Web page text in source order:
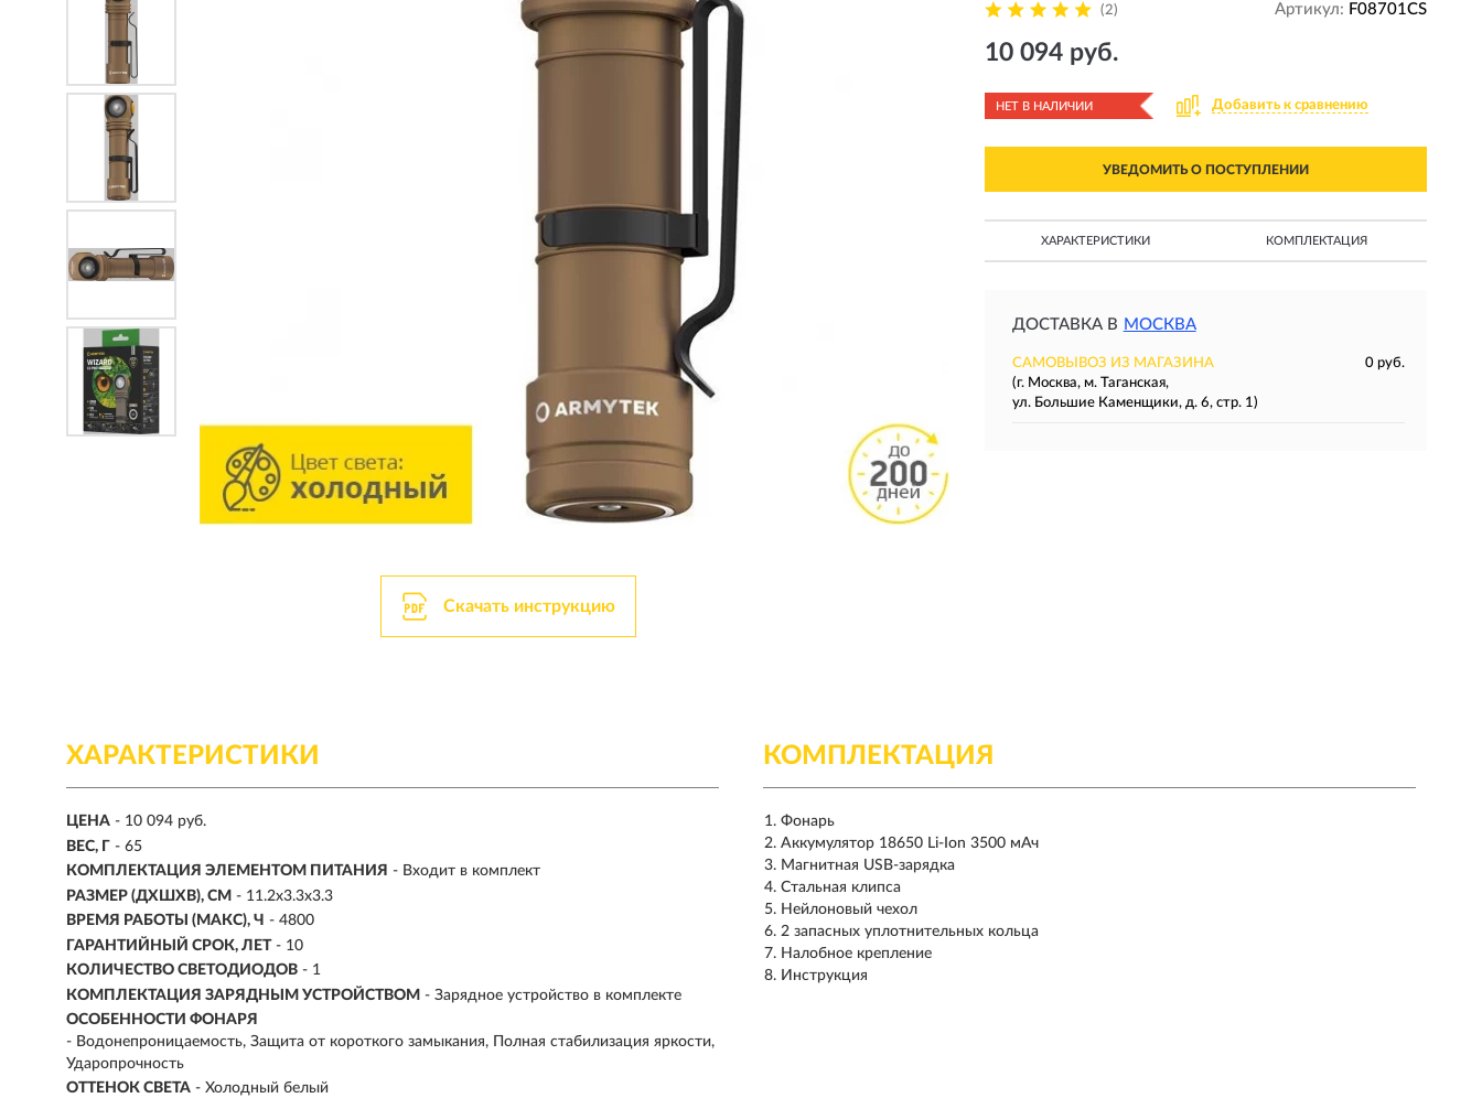
Скачать инструкцию
(2) Артикул: F08701CS
10 094 руб.
НЕТ В НАЛИЧИИ Добавить к сравнению
УВЕДОМИТЬ О ПОСТУПЛЕНИИ
ХАРАКТЕРИСТИКИ КОМПЛЕКТАЦИЯ
ДОСТАВКА В МОСКВА
САМОВЫВОЗ ИЗ МАГАЗИНА
0 руб.
(г. Москва, м. Таганская,
ул. Большие Каменщики, д. 6, стр. 1)
ХАРАКТЕРИСТИКИ
ЦЕНА - 10 094 руб.
ВЕС, Г - 65
КОМПЛЕКТАЦИЯ ЭЛЕМЕНТОМ ПИТАНИЯ - Входит в комплект
РАЗМЕР (ДХШХВ), СМ - 11.2х3.3х3.3
ВРЕМЯ РАБОТЫ (МАКС), Ч - 4800
ГАРАНТИЙНЫЙ СРОК, ЛЕТ - 10
КОЛИЧЕСТВО СВЕТОДИОДОВ - 1
КОМПЛЕКТАЦИЯ ЗАРЯДНЫМ УСТРОЙСТВОМ - Зарядное устройство в комплекте
ОСОБЕННОСТИ ФОНАРЯ
- Водонепроницаемость, Защита от короткого замыкания, Полная стабилизация яркости,
Ударопрочность
ОТТЕНОК СВЕТА - Холодный белый
КОМПЛЕКТАЦИЯ
Фонарь
Аккумулятор 18650 Li-Ion 3500 мАч
Магнитная USB-зарядка
Стальная клипса
Нейлоновый чехол
2 запасных уплотнительных кольца
Налобное крепление
Инструкция